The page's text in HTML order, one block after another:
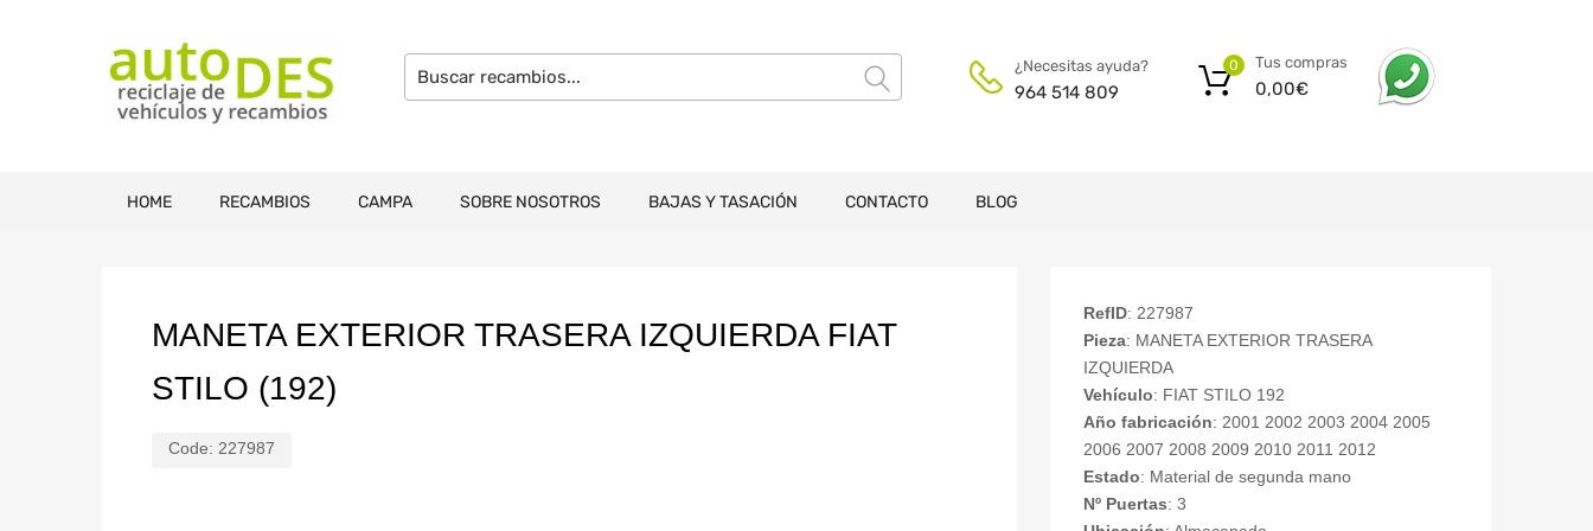
¿Necesitas ayuda?
964 514 809
Tus compras
0,00€
0
HOME RECAMBIOS CAMPA SOBRE NOSOTROS BAJAS Y TASACIÓN CONTACTO BLOG
MANETA EXTERIOR TRASERA IZQUIERDA FIAT
STILO (192)
Code: 227987
RefID: 227987
Pieza: MANETA EXTERIOR TRASERA
IZQUIERDA
Vehículo: FIAT STILO 192
Año fabricación: 2001 2002 2003 2004 2005
2006 2007 2008 2009 2010 2011 2012
Estado: Material de segunda mano
Nº Puertas: 3